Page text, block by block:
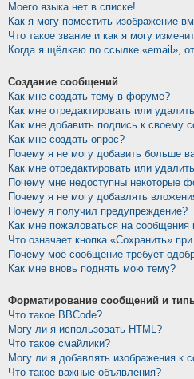
Моего языка нет в списке!
Как я могу поместить изображение
Что такое звание и как я могу
Когда я щёлкаю по ссылке «email»,
Создание сообщений
Как мне создать тему в форуме?
Как мне отредактировать или
Как мне добавить подпись к своему
Как мне создать опрос?
Почему я не могу добавить больше
Как мне отредактировать или
Почему мне недоступны некоторые
Почему я не могу добавлять
Почему я получил предупреждение?
Как мне пожаловаться на сообщения
Что означает кнопка «Сохранить»
Почему моё сообщение требует
Как мне вновь поднять мою тему?
Форматирование сообщений и
Что такое BBCode?
Могу ли я использовать HTML?
Что такое смайлики?
Могу ли я добавлять изображения к
Что такое важные объявления?